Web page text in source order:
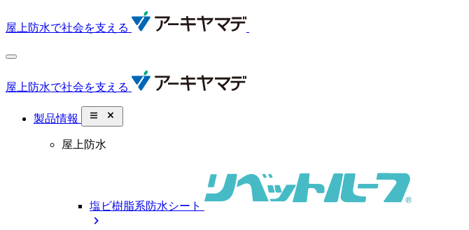
屋上防水で社会を支える
屋上防水で社会を支える
製品情報 close_small
屋上防水
塩ビ樹脂系防水シート
chevron_right